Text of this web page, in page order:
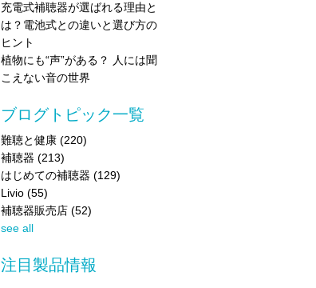
充電式補聴器が選ばれる理由と
は？電池式との違いと選び方の
ヒント
植物にも“声”がある？ 人には聞
こえない音の世界
ブログトピック一覧
難聴と健康 (220)
補聴器 (213)
はじめての補聴器 (129)
Livio (55)
補聴器販売店 (52)
see all
注目製品情報